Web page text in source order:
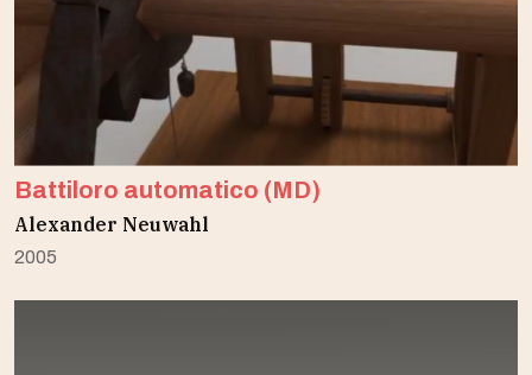
Battiloro automatico (MD)
Alexander Neuwahl
2005